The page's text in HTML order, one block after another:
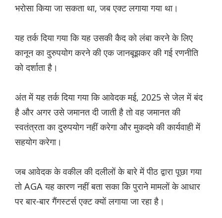
भरोसा किया जा सकता था, जब एक्ट लगाया गया था।
यह तर्क दिया गया कि यह उसकी कैद को लंबा करने के लिए
कानून का दुरुपयोग करने की एक जानबूझकर की गई रणनीति
को दर्शाता है।
अंत में यह तर्क दिया गया कि आवेदक मई, 2025 से जेल में बंद
है और अगर उसे जमानत दी जाती है तो वह जमानत की
स्वतंत्रता का दुरुपयोग नहीं करेगा और मुकदमे की कार्यवाही में
सहयोग करेगा।
जब आवेदक के वकील की दलीलों के बारे में पीठ द्वारा पूछा गया
तो AGA यह कारण नहीं बता सका कि पुराने मामलों के आधार
पर बार-बार गैंगस्टर्स एक्ट क्यों लगाया जा रहा है।